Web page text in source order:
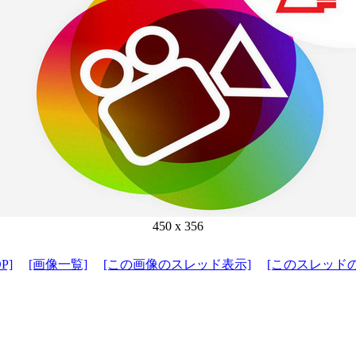
450 x 356
[画像一覧] [この画像のスレッド表示] [このスレッド